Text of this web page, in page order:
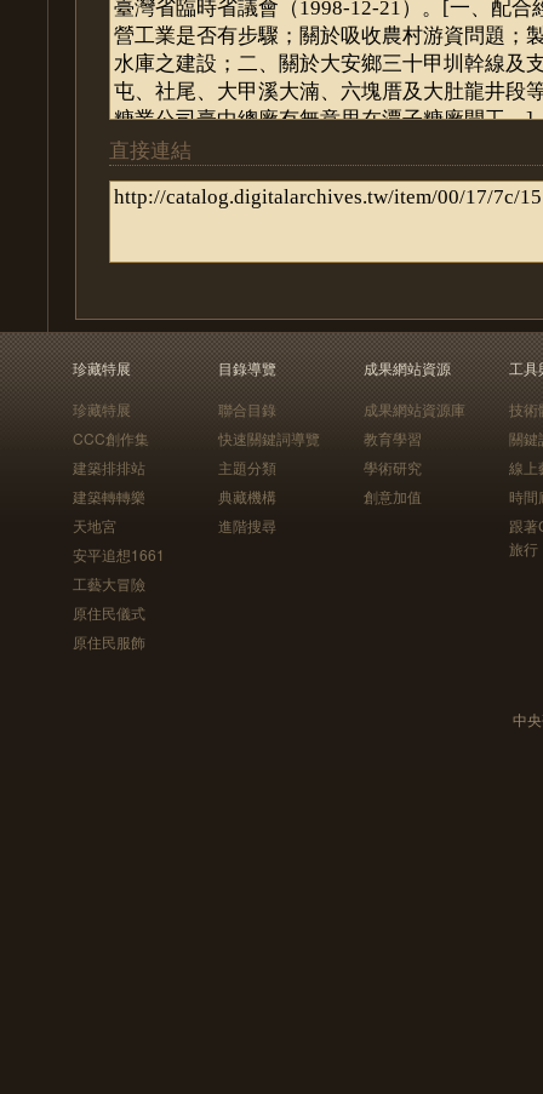
直接連結
珍藏特展
珍藏特展
CCC創作集
建築排排站
建築轉轉樂
天地宮
安平追想1661
工藝大冒險
原住民儀式
原住民服飾
目錄導覽
聯合目錄
快速關鍵詞導覽
主題分類
典藏機構
進階搜尋
成果網站資源
成果網站資源庫
教育學習
學術研究
創意加值
工具
技術
關鍵
線上
時間
跟
旅行
中